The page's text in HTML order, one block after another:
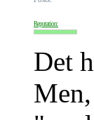
Reputation:
Det